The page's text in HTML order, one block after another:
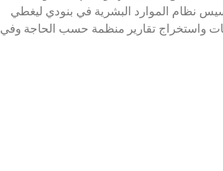
نظام الموارد البشرية في بنودي ليغطي
واستخراج تقارير منظمة حسب الحاجة وفي